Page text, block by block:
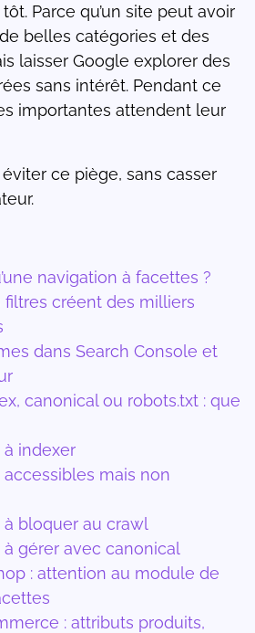
Parce qu’un site peut avoir
belles catégories et des
laisser Google explorer des
sans intérêt. Pendant ce
importantes attendent leur
ce piège, sans casser
navigation à facettes ?
filtres créent des milliers
dans Search Console et
canonical ou robots.txt : que
indexer
mais non
bloquer au crawl
gérer avec canonical
: attention au module de
: attributs produits,